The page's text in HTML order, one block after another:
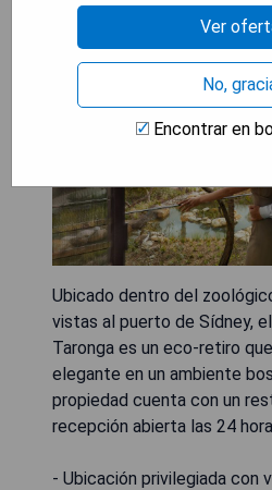
Ubicado dentro del
vistas al puerto de Sídney,
Taronga es un eco-retiro
elegante en un ambiente
propiedad cuenta con un
recepción abierta las 24
- Ubicación privilegiada con
Ver
No,
Encontrar en